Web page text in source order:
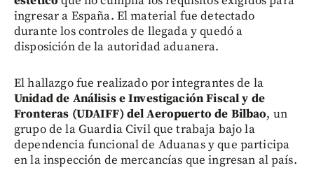
ingresar a España. El material fue detectado
durante los controles de llegada y quedó a
disposición de la autoridad aduanera.
El hallazgo fue realizado por integrantes de la
Unidad de Análisis e Investigación Fiscal y de
Fronteras (UDAIFF) del Aeropuerto de Bilbao, un
grupo de la Guardia Civil que trabaja bajo la
dependencia funcional de Aduanas y que participa
en la inspección de mercancías que ingresan al país.